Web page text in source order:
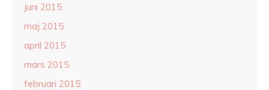
juni 2015
maj 2015
april 2015
mars 2015
februari 2015